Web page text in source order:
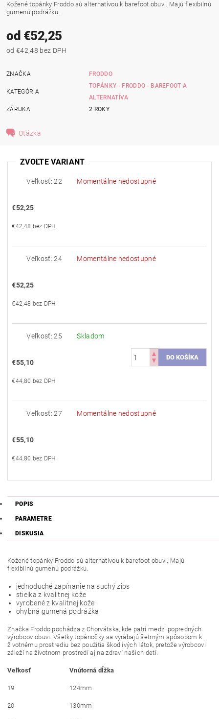
Kožené topánky Froddo sú alternatívou k barefoot obuvi. Majú flexibilnú
gumenú podrážku.
od €52,25
od €42,48 bez DPH
ZNAČKA FRODDO
KATEGÓRIA
TOPÁNKY - FRODDO - BAREFOOT A
ALTERNATÍVA
ZÁRUKA
2 ROKY
Otázka
ZVOĽTE VARIANT
Veľkosť: 22 Momentálne nedostupné
€52,25
€42,48 bez DPH
Veľkosť: 24 Momentálne nedostupné
€52,25
€42,48 bez DPH
Veľkosť: 25 Skladom
€55,10
€44,80 bez DPH
Veľkosť: 27 Momentálne nedostupné
€55,10
€44,80 bez DPH
POPIS
PARAMETRE
DISKUSIA
Kožené topánky Froddo sú alternatívou k barefoot obuvi. Majú
flexibilnú gumenú podrážku.
jednoduché zapínanie na suchý zips
stielka z kvalitnej kože
vyrobené z kvalitnej kože
ohybná gumená podrážka
Značka Froddo pochádza z Chorvátska, kde patrí medzi popredných
výrobcov obuvi. Všetky topánočky sa vyrábajú šetrným spôsobom k
životnému prostrediu bez použitia škodlivých látok, pretože výrobcovi
záleží na životnom prostredí aj na zdraví našich detí.
Veľkosť Vnútorná dĺžka
19 124mm
20 130mm